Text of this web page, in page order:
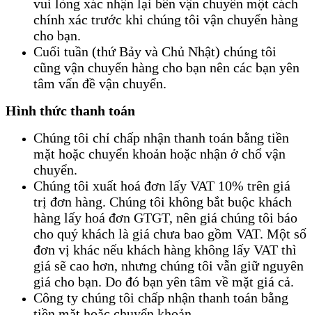
vui lòng xác nhận lại bên vận chuyển một cách
chính xác trước khi chúng tôi vận chuyển hàng
cho bạn.
Cuối tuần (thứ Bảy và Chủ Nhật) chúng tôi
cũng vận chuyển hàng cho bạn nên các bạn yên
tâm vấn đề vận chuyển.
Hình thức thanh toán
Chúng tôi chỉ chấp nhận thanh toán bằng tiền
mặt hoặc chuyển khoản hoặc nhận ở chổ vận
chuyển.
Chúng tôi xuất hoá đơn lấy VAT 10% trên giá
trị đơn hàng. Chúng tôi không bắt buộc khách
hàng lấy hoá đơn GTGT, nên giá chúng tôi báo
cho quý khách là giá chưa bao gồm VAT. Một số
đơn vị khác nếu khách hàng không lấy VAT thì
giá sẽ cao hơn, nhưng chúng tôi vẫn giữ nguyên
giá cho bạn. Do đó bạn yên tâm về mặt giá cả.
Công ty chúng tôi chấp nhận thanh toán bằng